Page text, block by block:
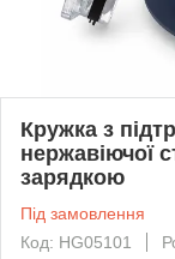
Кружка з
нержавіючої
зарядкою
Під замовлення
Код: HG05101